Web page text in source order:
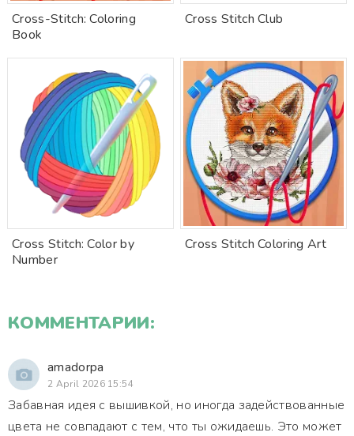
Cross-Stitch: Coloring
Book
Cross Stitch Club
Cross Stitch: Color by
Number
Cross Stitch Coloring Art
КОММЕНТАРИИ:
amadorpa
2 April 2026 15:54
Забавная идея с вышивкой, но иногда задействованные
цвета не совпадают с тем, что ты ожидаешь. Это может